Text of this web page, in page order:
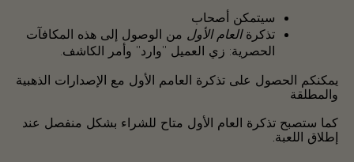
سيتمكن أصحاب
تذكرةالعام الأول من الوصول إلى هذه المكافآت
الحصرية: زي العميل "وارد" وأمر الكاشف.
يمكنكم الحصول على تذكرة العامم الأول مع الإصدارات الذهبية
والمطلقة
كما ستصبح تذكرة العام الأول متاح للشراء بشكل منفصل عند
إطلاق اللعبة.